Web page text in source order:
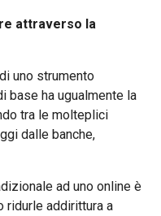
attraverso la
uno strumento
base ha ugualmente la
tra le molteplici
dalle banche,
ad uno online è
addirittura a